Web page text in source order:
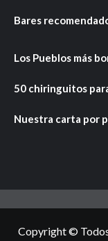
Bares
Los Pueblos más
50 chiringuitos
Nuestra carta por
Copyright ©